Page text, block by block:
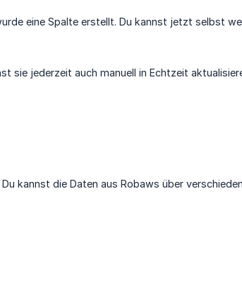
eine Spalte erstellt. Du kannst jetzt selbst
sie jederzeit auch manuell in Echtzeit
kannst die Daten aus Robaws über